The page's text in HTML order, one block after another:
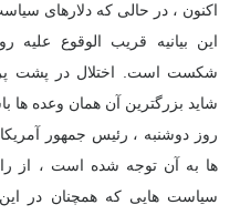
اکنون ، در حالی که دلارهای
این بیانیه قریب الوقوع
شکست است. اختلال در پشت
شاید بزرگترین آن همان وعده ها
روز دوشنبه ، رئیس جمهور
ها به آن توجه شده است ، از
سیاست هایی که همچنان در